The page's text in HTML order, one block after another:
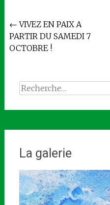
Navigation
de
← VIVEZ EN PAIX A
PARTIR DU SAMEDI 7
OCTOBRE !
Rechercher :
La galerie